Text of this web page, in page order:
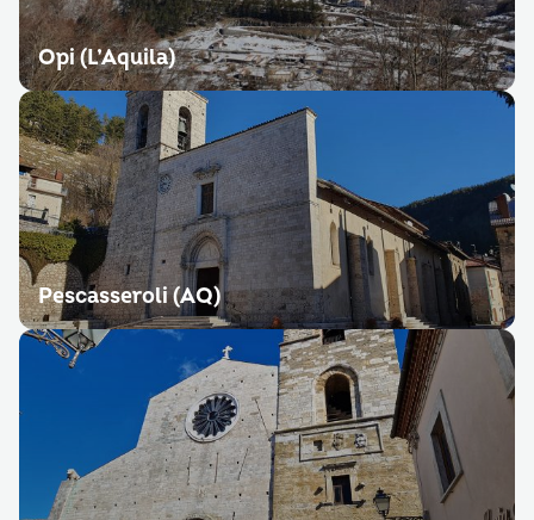
Opi (L’Aquila)
Pescasseroli (AQ)